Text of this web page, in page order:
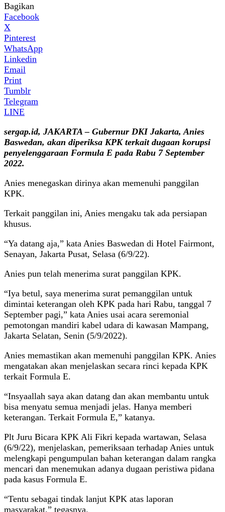
Bagikan
Facebook
X
Pinterest
WhatsApp
Linkedin
Email
Print
Tumblr
Telegram
LINE
sergap.id, JAKARTA – Gubernur DKI Jakarta, Anies
Baswedan, akan diperiksa KPK terkait dugaan korupsi
penyelenggaraan Formula E pada Rabu 7 September
2022.
Anies menegaskan dirinya akan memenuhi panggilan
KPK.
Terkait panggilan ini, Anies mengaku tak ada persiapan
khusus.
“Ya datang aja,” kata Anies Baswedan di Hotel Fairmont,
Senayan, Jakarta Pusat, Selasa (6/9/22).
Anies pun telah menerima surat panggilan KPK.
“Iya betul, saya menerima surat pemanggilan untuk
dimintai keterangan oleh KPK pada hari Rabu, tanggal 7
September pagi,” kata Anies usai acara seremonial
pemotongan mandiri kabel udara di kawasan Mampang,
Jakarta Selatan, Senin (5/9/2022).
Anies memastikan akan memenuhi panggilan KPK. Anies
mengatakan akan menjelaskan secara rinci kepada KPK
terkait Formula E.
“Insyaallah saya akan datang dan akan membantu untuk
bisa menyatu semua menjadi jelas. Hanya memberi
keterangan. Terkait Formula E,” katanya.
Plt Juru Bicara KPK Ali Fikri kepada wartawan, Selasa
(6/9/22), menjelaskan, pemeriksaan terhadap Anies untuk
melengkapi pengumpulan bahan keterangan dalam rangka
mencari dan menemukan adanya dugaan peristiwa pidana
pada kasus Formula E.
“Tentu sebagai tindak lanjut KPK atas laporan
masyarakat,” tegasnya.